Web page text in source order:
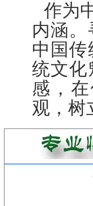
作为
内涵
中国
统文化
感，
观，树